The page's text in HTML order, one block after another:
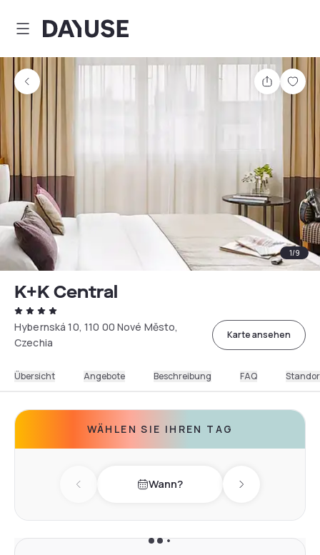
Dayuse
Teilen
1/9
K+K Central
Hybernská 10, 110 00 Nové Město,
Czechia
Karte ansehen
Übersicht Angebote Beschreibung FAQ
WÄHLEN SIE IHREN TAG
Previous day Wann? Next day